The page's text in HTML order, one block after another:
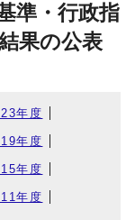
準・行政指
果の公表
年度
年度
年度
年度